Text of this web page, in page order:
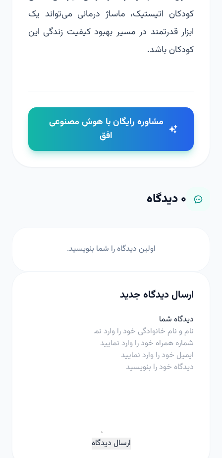
کودکان اتیستیک، ماساژ درمانی می‌تواند یک
ابزار قدرتمند در مسیر بهبود کیفیت زندگی این
کودکان باشد.
مشاوره رایگان با هوش مصنوعی
افق
۰دیدگاه
اولین دیدگاه را شما بنویسید.
ارسال دیدگاه جدید
دیدگاه شما
ارسال دیدگاه